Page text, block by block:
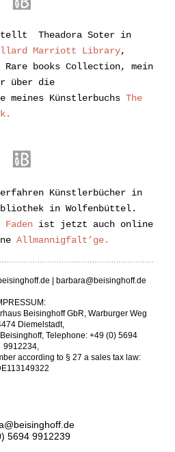
Theadora Soter in
Marriott Library,
books Collection, mein
über die
meines Künstlerbuchs The
.
erfahren Künstlerbücher in
in Wolfenbüttel.
Faden ist jetzt auch online
Allmannigfalt’ge.
| barbara@beisinghoff.de
Beisinghoff GbR, Warburger Weg
Diemelstadt,
Telephone: +49 (0) 5694
9912234,
according to § 27 a sales tax law:
5694 9912239